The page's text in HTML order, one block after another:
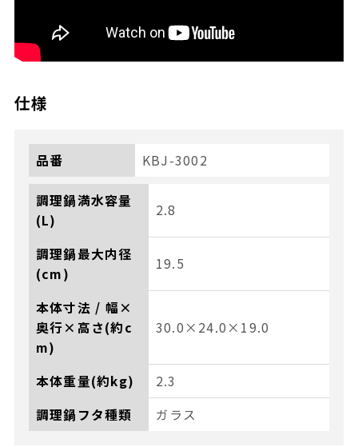
仕様
品番 KBJ-3002
調理鍋満水容量
(L)
2.8
調理鍋最大内径
(cm)
19.5
本体寸法 / 幅×
奥行×高さ(約c
m)
30.0×24.0×19.0
本体重量(約kg)
2.3
調理鍋フタ種類
ガラス